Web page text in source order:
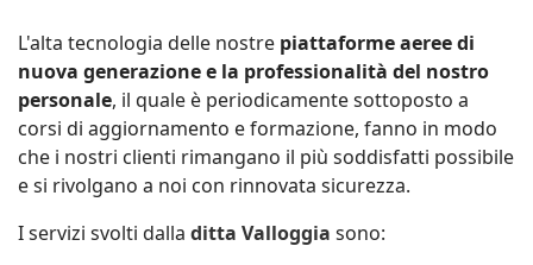
L'alta tecnologia delle nostre piattaforme aeree di
nuova generazione e la professionalità del nostro
personale, il quale è periodicamente sottoposto a
corsi di aggiornamento e formazione, fanno in modo
che i nostri clienti rimangano il più soddisfatti possibile
e si rivolgano a noi con rinnovata sicurezza.
I servizi svolti dalla ditta Valloggia sono: